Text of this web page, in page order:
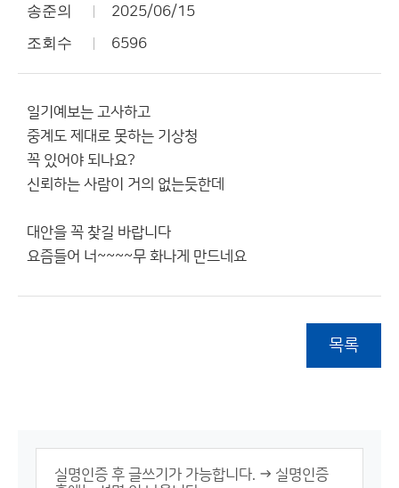
송준의 2025/06/15
조회수 6596
일기예보는 고사하고
중계도 제대로 못하는 기상청
꼭 있어야 되나요?
신뢰하는 사람이 거의 없는듯한데
대안을 꼭 찾길 바랍니다
요즘들어 너~~~~무 화나게 만드네요
목록